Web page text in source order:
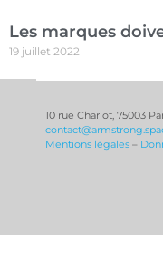
Les marques
19 juillet 2022
10 rue Charlot, 75003
Mentions légales –